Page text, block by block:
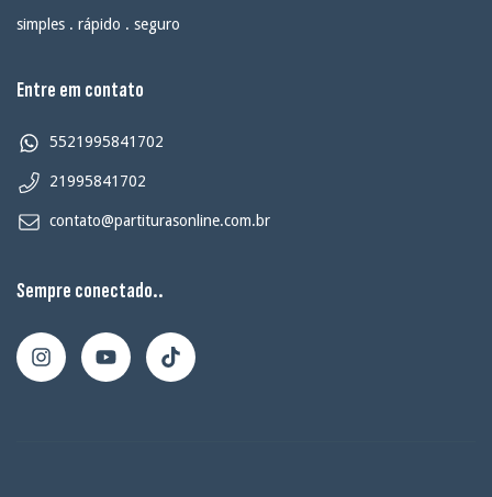
simples . rápido . seguro
Entre em contato
5521995841702
21995841702
contato@partiturasonline.com.br
Sempre conectado..